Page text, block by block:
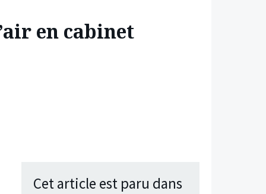
en cabinet
Cet article est paru dans